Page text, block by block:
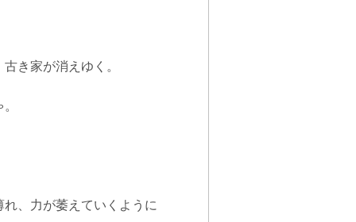
き家が消えゆく。
、力が萎えていくように